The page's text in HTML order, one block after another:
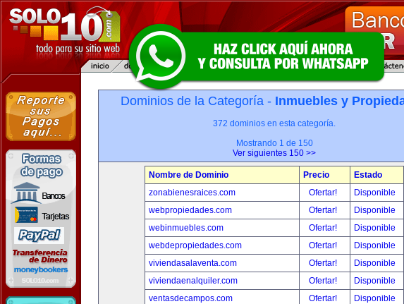
Dominios de la Categoría - Inmuebles y
372 dominios en esta categoría.
Mostrando 1 de 150
Ver siguientes 150 >>
Nombre de Dominio Precio
Estado
zonabienesraices.com
Ofertar!
Disponible
webpropiedades.com
Ofertar!
Disponible
webinmuebles.com
Ofertar!
Disponible
webdepropiedades.com
Ofertar!
Disponible
viviendasalaventa.com
Ofertar!
Disponible
viviendaenalquiler.com
Ofertar!
Disponible
ventasdecampos.com
Ofertar!
Disponible